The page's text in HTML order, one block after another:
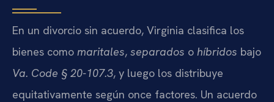
En un divorcio sin acuerdo, Virginia clasifica los
bienes como maritales, separados o híbridos bajo
Va. Code § 20-107.3, y luego los distribuye
equitativamente según once factores. Un acuerdo